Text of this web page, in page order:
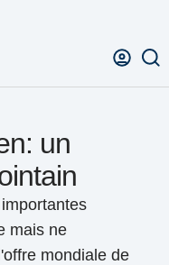
un
mais ne
mondiale de